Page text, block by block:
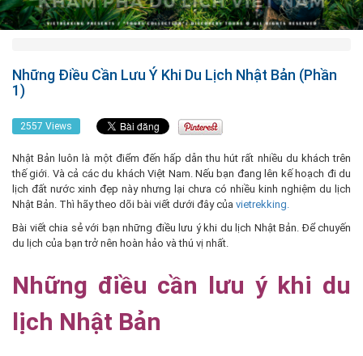
Những Điều Cần Lưu Ý Khi Du Lịch Nhật Bản (Phần
1)
2557 Views
Nhật Bản luôn là một điểm đến hấp dẫn thu hút rất nhiều du khách trên
thế giới. Và cả các du khách Việt Nam. Nếu bạn đang lên kế hoạch đi du
lịch đất nước xinh đẹp này nhưng lại chưa có nhiều kinh nghiệm du lịch
Nhật Bản. Thì hãy theo dõi bài viết dưới đây của vietrekking.
Bài viết chia sẻ với bạn những điều lưu ý khi du lịch Nhật Bản. Để chuyến
du lịch của bạn trở nên hoàn hảo và thú vị nhất.
Những điều cần lưu ý khi du
lịch Nhật Bản